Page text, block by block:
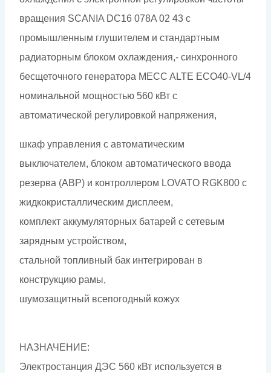
вращения SCANIA DC16 078A 02 43 с
промышленным глушителем и стандартным
радиаторным блоком охлаждения,- синхронного
бесщеточного генератора MECC ALTE ECO40-VL/4
номинальной мощностью 560 кВт c
автоматической регулировкой напряжения,
шкаф управления с автоматическим
выключателем, блоком автоматического ввода
резерва (АВР) и контроллером LOVATO RGK800 с
жидкокристаллическим дисплеем,
комплект аккумуляторных батарей с сетевым
зарядным устройством,
стальной топливный бак интегрирован в
конструкцию рамы,
шумозащитный всепогодный кожух
НАЗНАЧЕНИЕ:
Электростанция ДЭС 560 кВт используется в